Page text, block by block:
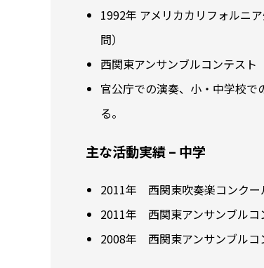
1992年 アメリカカリフォルニ
問）
西関東アンサンブルコンテスト
官公庁での演奏、小・中学校
る。
主な活動実績 – 中学
2011年 西関東吹奏楽コンクー
2011年 西関東アンサンブルコ
2008年 西関東アンサンブルコ